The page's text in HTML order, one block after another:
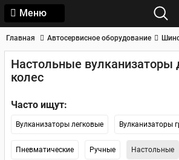
Меню
Главная Автосервисное оборудование
Настольные вулканизаторы
колес
Часто ищут:
Вулканизаторы легковые Вулканизаторы
Пневматические Ручные Настольные